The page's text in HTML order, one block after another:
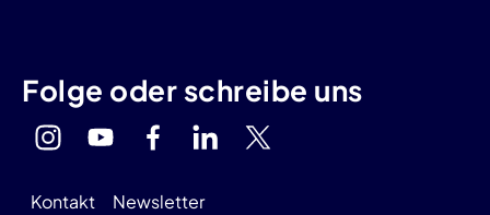
Folge oder schreibe uns
Kontakt Newsletter